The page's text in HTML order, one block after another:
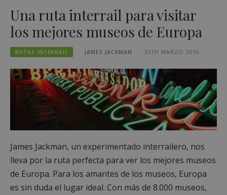
Una ruta interrail para visitar
los mejores museos de Europa
RUTAS INTERRAIL JAMES JACKMAN 25TH MARZO 2016
James Jackman, un experimentado interrailero, nos
lleva por la ruta perfecta para ver los mejores museos
de Europa. Para los amantes de los museos, Europa
es sin duda el lugar ideal. Con más de 8.000 museos,